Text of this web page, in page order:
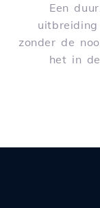
Een
zonder de
het in